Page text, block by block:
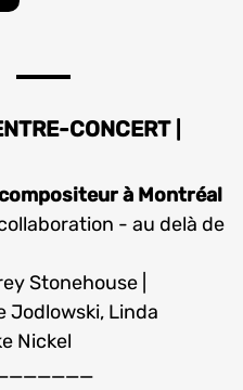
CONCERT
à Montréal
- au delà de
Stonehouse |
Jodlowski, Linda
Nickel